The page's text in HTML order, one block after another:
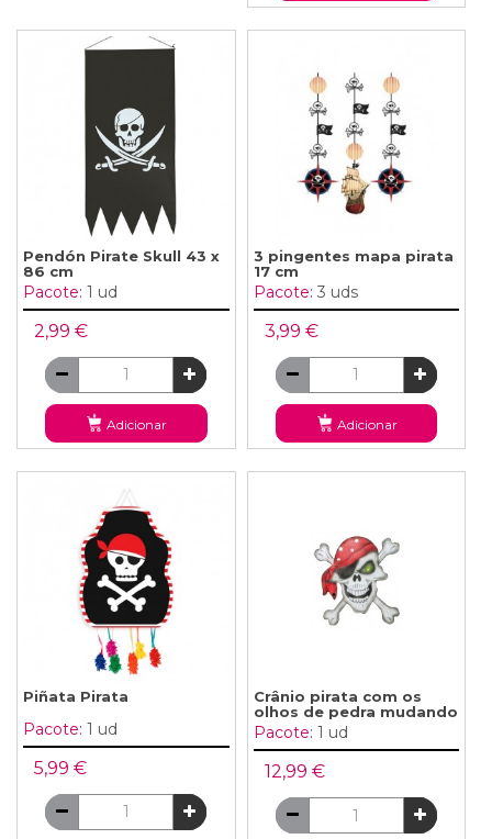
Pendón Pirate Skull 43 x
86 cm
Pacote: 1 ud
2,99 €
Adicionar
3 pingentes mapa pirata
17 cm
Pacote: 3 uds
3,99 €
Adicionar
Piñata Pirata
Pacote: 1 ud
5,99 €
Crânio pirata com os
olhos de pedra mudando
Pacote: 1 ud
12,99 €